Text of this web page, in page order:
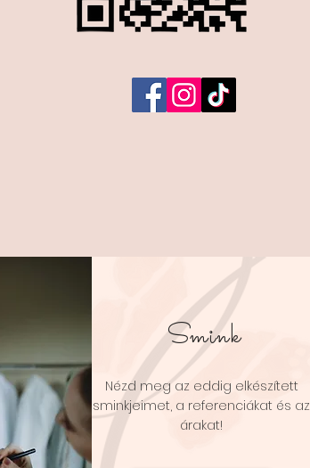
Smink
Nézd meg az eddig elkészített
sminkjeimet, a referenciákat és az
árakat!